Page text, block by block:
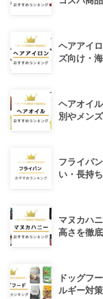
ヘアアイ
ズ向け・
ヘアオイ
別やメン
フライパ
い・長持
マヌカハ
高さを徹
ドッグフ
ルギー対